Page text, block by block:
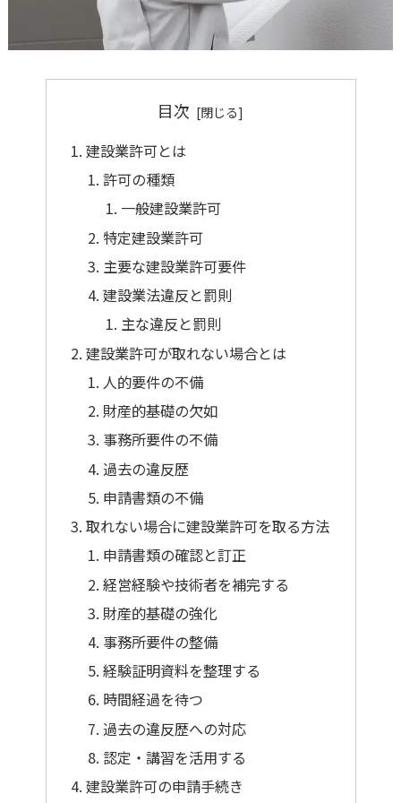
目次
建設業許可とは
許可の種類
一般建設業許可
特定建設業許可
主要な建設業許可要件
建設業法違反と罰則
主な違反と罰則
建設業許可が取れない場合とは
人的要件の不備
財産的基礎の欠如
事務所要件の不備
過去の違反歴
申請書類の不備
取れない場合に建設業許可を取る方法
申請書類の確認と訂正
経営経験や技術者を補完する
財産的基礎の強化
事務所要件の整備
経験証明資料を整理する
時間経過を待つ
過去の違反歴への対応
認定・講習を活用する
建設業許可の申請手続き